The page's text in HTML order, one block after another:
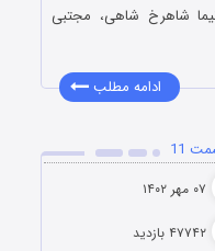
نیما شاهرخ شاهی، مجتبی
ادامه مطلب
11
۰۷ مهر ۱۴۰۲
۴۷۷۴۲ بازدید